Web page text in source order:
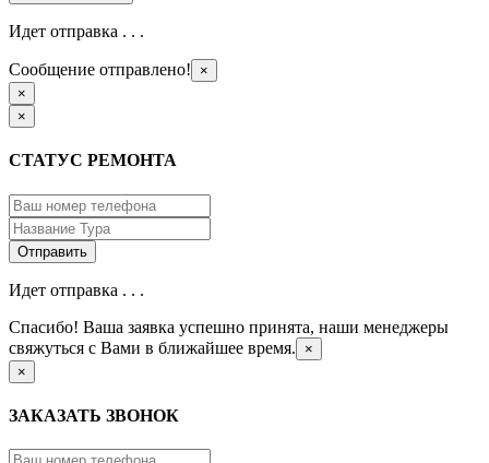
Идет отправка . . .
Сообщение отправлено!
×
×
×
СТАТУС РЕМОНТА
Идет отправка . . .
Спасибо! Ваша заявка успешно принята, наши менеджеры
свяжуться с Вами в ближайшее время.
×
×
ЗАКАЗАТЬ ЗВОНОК